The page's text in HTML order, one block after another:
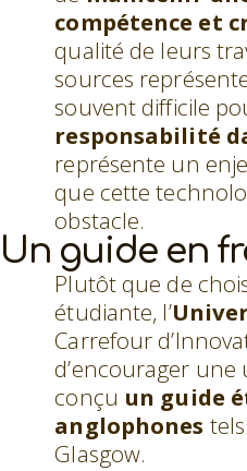
compétence et
qualité de leurs
sources
souvent difficile
responsabilité
représente un
que cette
obstacle.
Un guide en
Plutôt que de
étudiante, l’
Carrefour
d’encourager une
conçu un guide
anglophones
Glasgow.